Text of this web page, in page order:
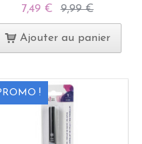
7,49 € 9,99 €
Ajouter au panier
!